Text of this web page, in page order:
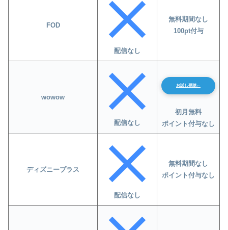
FOD
配信なし
無料期間なし
100pt付与
wowow
配信なし
お試し視聴←
初月無料
ポイント付与なし
ディズニープラス
配信なし
無料期間なし
ポイント付与なし